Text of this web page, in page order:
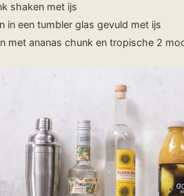
shaken met ijs
in een tumbler glas gevuld met ijs
met ananas chunk en tropische 2